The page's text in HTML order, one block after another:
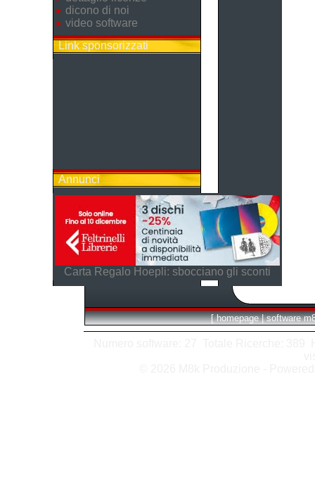
dicono di noi
video software
Link sponsorizzati
Annunci
Carta Regalo Hoepli: sbocciano gli sconti
[ homepage | software